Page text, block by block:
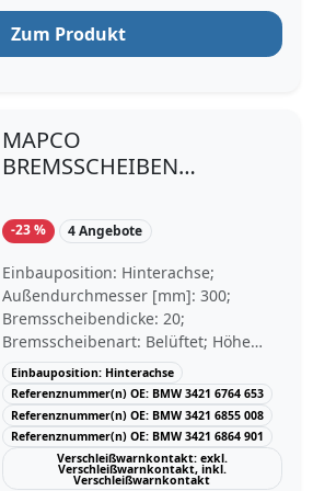
hochgekohltOberfläche:
beschichtetInnendurchmesser [mm]:
151,8Lochkreis-Ø [mm]:
Bohrungsdurchmesser [mm]:
14,6Ergänzungsartikel/Ergänzende
RadnabeErgänzungsartikel/Ergänzen
de Info 2: ohne
RadlagerErgänzungsartikel/Ergänzen
de Info 2: ohne
RadbefestigungsbolzenVerpackungsl
änge [cm]: 32,8Verpackungsbreite
[cm]: 32,8Verpackungshöhe [cm]:
17,9Gewicht [kg]: 9,1
Zum Produkt
MAPCO
BREMSSCHEIBEN
BREMSBELÄGE HINTEN
FÜR BMW 1 3
-23 % 4 Angebote
Einbauposition: Hinterachse;
Außendurchmesser [mm]: 300;
Bremsscheibendicke: 20;
Bremsscheibenart: Belüftet; Höhe
mm: 66; Zentrierungsdurchmesser
[mm]: 75; Lochanzahl: 5;
Ergänzungsartikel / Ergänzende Info
2: mit Anti-Quietsch-Blech;
Verschleißwarnkontakt: exkl.
Verschleißwarnkontakt, inkl.
Einbauposition: Hinterachse
Referenznummer(n) OE: BMW 3421 6764 653
Referenznummer(n) OE: BMW 3421 6855 008
Referenznummer(n) OE: BMW 3421 6864 901
Verschleißwarnkontakt: exkl.
Verschleißwarnkontakt, inkl.
Verschleißwarnkontakt